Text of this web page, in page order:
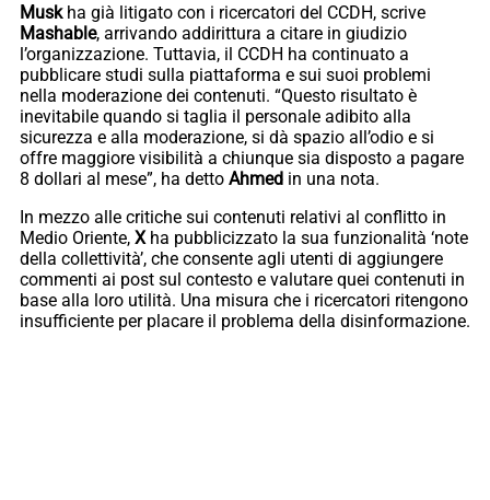
Muskha già litigato con i ricercatori del CCDH, scrive
Mashable, arrivando addirittura a citare in giudizio
l’organizzazione. Tuttavia, il CCDH ha continuato a
pubblicare studi sulla piattaforma e sui suoi problemi
nella moderazione dei contenuti. “Questo risultato è
inevitabile quando si taglia il personale adibito alla
sicurezza e alla moderazione, si dà spazio all’odio e si
offre maggiore visibilità a chiunque sia disposto a pagare
8 dollari al mese”, ha detto Ahmed in una nota.
In mezzo alle critiche sui contenuti relativi al conflitto in
Medio Oriente, Xha pubblicizzato la sua funzionalità ‘note
della collettività’, che consente agli utenti di aggiungere
commenti ai post sul contesto e valutare quei contenuti in
base alla loro utilità. Una misura che i ricercatori ritengono
insufficiente per placare il problema della disinformazione.